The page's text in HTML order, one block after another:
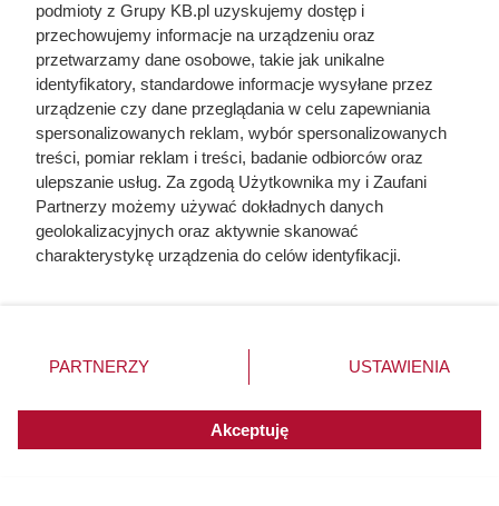
Dziennikarze ujawnili
podmioty z Grupy KB.pl uzyskujemy dostęp i
przechowujemy informacje na urządzeniu oraz
przetwarzamy dane osobowe, takie jak unikalne
identyfikatory, standardowe informacje wysyłane przez
urządzenie czy dane przeglądania w celu zapewniania
spersonalizowanych reklam, wybór spersonalizowanych
treści, pomiar reklam i treści, badanie odbiorców oraz
ulepszanie usług. Za zgodą Użytkownika my i Zaufani
Partnerzy możemy używać dokładnych danych
geolokalizacyjnych oraz aktywnie skanować
charakterystykę urządzenia do celów identyfikacji.
zmienić/wycofać klikając przycisk ustawień prywatności
znajdujący się w lewym dolnym rogu strony. Niektóre
użytkownika, ale masz prawo sprzeciwić się takiemu
przetwarzaniu. Preferencje będą miały zastosowania do
PARTNERZY USTAWIENIA
Akceptuję